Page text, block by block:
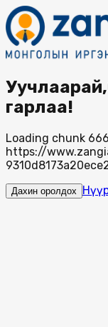
гарлаа!
Loading chunk
https://
Дахин оролдох